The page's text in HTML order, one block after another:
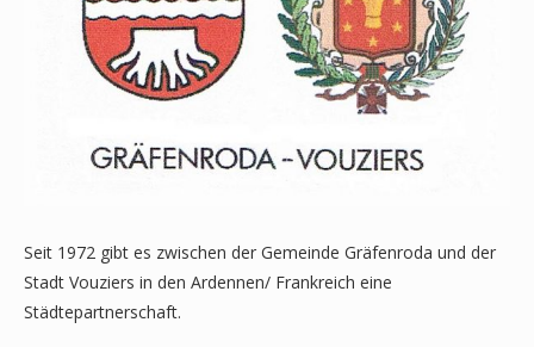
Seit 1972 gibt es zwischen der Gemeinde Gräfenroda und der
Stadt Vouziers in den Ardennen/ Frankreich eine
Städtepartnerschaft.